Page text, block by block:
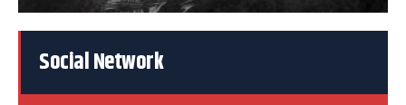
Social Network